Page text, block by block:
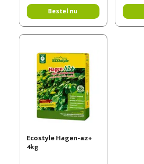
Bestel nu
Ecostyle Hagen-az+
4kg